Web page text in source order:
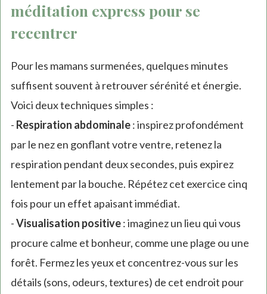
méditation express pour se
recentrer
Pour les mamans surmenées, quelques minutes
suffisent souvent à retrouver sérénité et énergie.
Voici deux techniques simples :
- Respiration abdominale: inspirez profondément
par le nez en gonflant votre ventre, retenez la
respiration pendant deux secondes, puis expirez
lentement par la bouche. Répétez cet exercice cinq
fois pour un effet apaisant immédiat.
-Visualisation positive: imaginez un lieu qui vous
procure calme et bonheur, comme une plage ou une
forêt. Fermez les yeux et concentrez-vous sur les
détails (sons, odeurs, textures) de cet endroit pour